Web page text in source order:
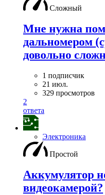
Сложный
Мне нужна
дальномером
довольно
1 подписчик
21 июл.
329 просмотров
2
ответа
Электроника
Простой
Аккумулятор
видеокамерой?